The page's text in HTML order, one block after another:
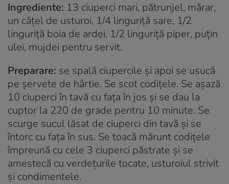
Ingrediente: 13 ciuperci mari, pătrunjel, mărar,
un căţel de usturoi, 1/4 linguriţă sare, 1/2
linguriţă boia de ardei, 1/2 linguriţă piper, puţin
ulei, mujdei pentru servit.
Preparare: se spală ciupercile şi apoi se usucă
pe şervete de hârtie. Se scot codiţele. Se aşază
10 ciuperci în tavă cu faţa în jos şi se dau la
cuptor la 220 de grade pentru 10 minute. Se
scurge sucul lăsat de ciuperci din tavă şi se
întorc cu faţa în sus. Se toacă mărunt codiţele
împreună cu cele 3 ciuperci păstrate şi se
amestecă cu verdeţurile tocate, usturoiul strivit
şi condimentele.